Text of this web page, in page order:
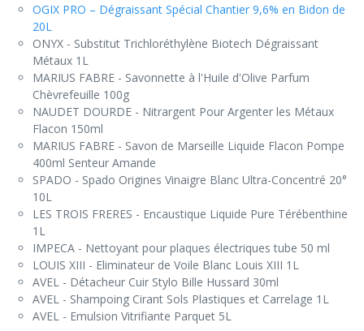
OGIX PRO – Dégraissant Spécial Chantier 9,6% en Bidon de
20L
ONYX - Substitut Trichloréthylène Biotech Dégraissant
Métaux 1L
MARIUS FABRE - Savonnette à l'Huile d'Olive Parfum
Chèvrefeuille 100g
NAUDET DOURDE - Nitrargent Pour Argenter les Métaux
Flacon 150ml
MARIUS FABRE - Savon de Marseille Liquide Flacon Pompe
400ml Senteur Amande
SPADO - Spado Origines Vinaigre Blanc Ultra-Concentré 20°
10L
LES TROIS FRERES - Encaustique Liquide Pure Térébenthine
1L
IMPECA - Nettoyant pour plaques électriques tube 50 ml
LOUIS XIII - Eliminateur de Voile Blanc Louis XIII 1L
AVEL - Détacheur Cuir Stylo Bille Hussard 30ml
AVEL - Shampoing Cirant Sols Plastiques et Carrelage 1L
AVEL - Emulsion Vitrifiante Parquet 5L